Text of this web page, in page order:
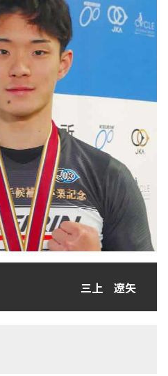
三上 遼矢